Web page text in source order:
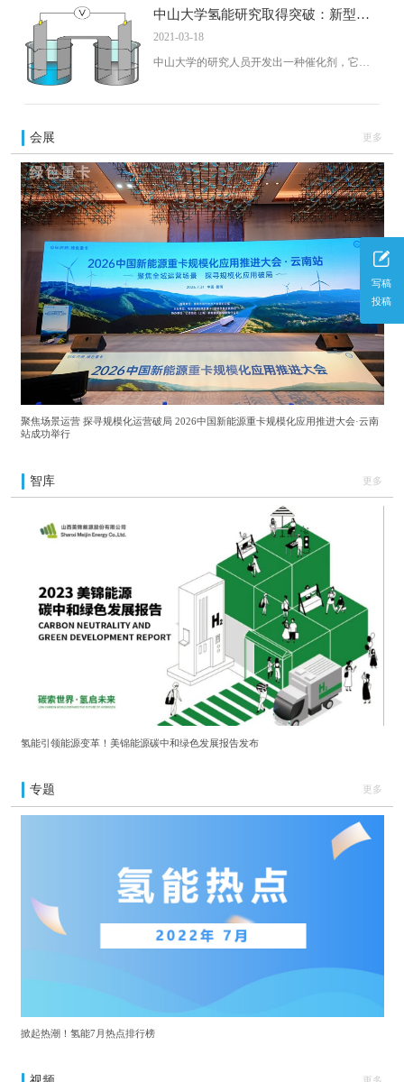
写稿
投稿
应基地。截至目前，中科富海已在中山市翠亨
新区、三角镇、南区街道布局了气源生产、装
备制造、销售服务等环节项目，初步形成了完
整的氢能产业链。
中山大学氢能研究取得突破：新型催
化剂高效产氢的同时还能净化污水
2021-03-18
中山大学的研究人员开发出一种催化剂，它在
会展 更多
聚焦场景运营 探寻规模化运营破局 2026中国新能源重卡规模化应用推进大会·云南
站成功举行
智库 更多
氢能引领能源变革！美锦能源碳中和绿色发展报告发布
专题 更多
掀起热潮！氢能7月热点排行榜